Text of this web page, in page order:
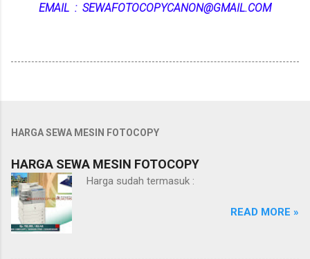
EMAIL : SEWAFOTOCOPYCANON@GMAIL.COM
HARGA SEWA MESIN FOTOCOPY
HARGA SEWA MESIN FOTOCOPY
Harga sudah termasuk :
READ MORE »